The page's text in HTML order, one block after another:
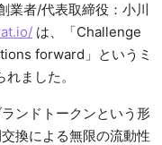
業者/代表取締役：小川
は、「Challenge
forward」というミ
ました。
ンドトークンという形
換による無限の流動性